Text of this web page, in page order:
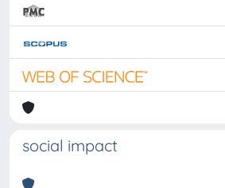
social impact